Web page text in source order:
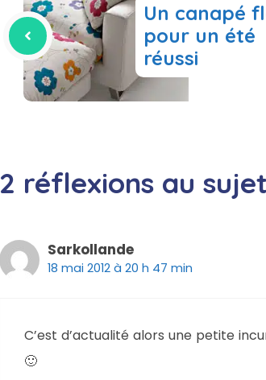
Un canapé
pour un été
réussi
2 réflexions au
Sarkollande
18 mai 2012 à 20 h 47 min
C’est d’actualité alors une petite
🙂